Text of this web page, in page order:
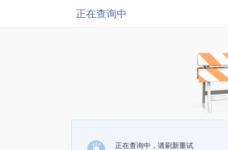
正在查询中
正在查询中，请刷新重试